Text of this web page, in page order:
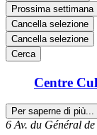
Prossima settimana
Cancella selezione
Cancella selezione
Cerca
Centre
Per saperne di più...
6 Av. du Général